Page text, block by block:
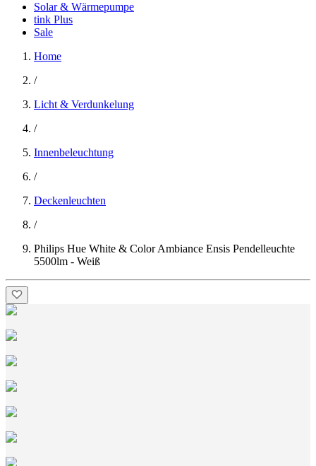
Solar & Wärmepumpe
tink Plus
Sale
Home
/
Licht & Verdunkelung
/
Innenbeleuchtung
/
Deckenleuchten
/
Philips Hue White & Color Ambiance Ensis Pendelleuchte
5500lm - Weiß